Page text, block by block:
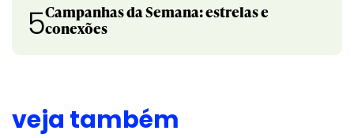
5Campanhas da Semana: estrelas e
conexões
veja também